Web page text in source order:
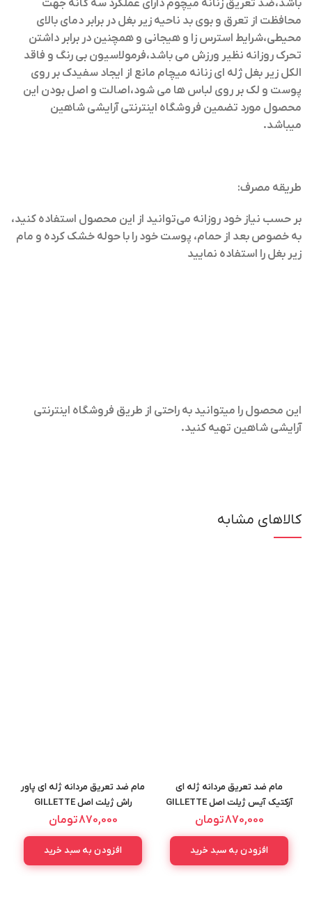
باشد،ضد تعریق زنانه میچوم دارای عملکرد سه گانه جهت
محافظت از تعرق و بوی بد ناحیه زیر بغل در برابر دمای بالای
محیطی،شرایط استرس زا و هیجانی و همچنین در برابر داشتن
تحرک روزانه نظیر ورزش می باشد،فرمولاسیون بی رنگ و فاقد
الکل زیر بغل ژله ای زنانه میچام مانع از ایجاد سفیدک بر روی
پوست و لک بر روی لباس ها می شود،اصالت و اصل بودن این
محصول مورد تضمین فروشگاه اینترنتی آرایشی شاهین
میباشد.
طریقه مصرف:
بر حسب نیاز خود روزانه می‌توانید از این محصول استفاده کنید،
به خصوص بعد از حمام، پوست خود را با حوله خشک کرده و مام
زیر بغل را استفاده نمایید
این محصول را میتوانید به راحتی از طریق فروشگاه اینترنتی
آرایشی شاهین تهیه کنید.
کالاهای مشابه
مام ضد تعریق مردانه ژله ای
آرکتیک آیس ژیلت اصل GILLETTE
ANTIPERSPIRANT GEL
ARCTIC ICE 70ML
870,000تومان
افزودن به سبد خرید
مام ضد تعریق مردانه ژله ای پاور
راش ژیلت اصل GILLETTE
ANTIPERSPIRANT GEL POWER
RUSH 70ML
870,000تومان
افزودن به سبد خرید